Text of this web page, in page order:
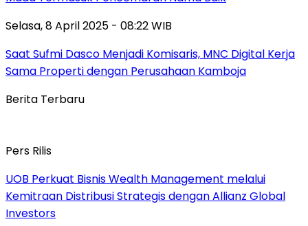
Selasa, 8 April 2025 - 08:22 WIB
Saat Sufmi Dasco Menjadi Komisaris, MNC Digital Kerja
Sama Properti dengan Perusahaan Kamboja
Berita Terbaru
Pers Rilis
UOB Perkuat Bisnis Wealth Management melalui
Kemitraan Distribusi Strategis dengan Allianz Global
Investors